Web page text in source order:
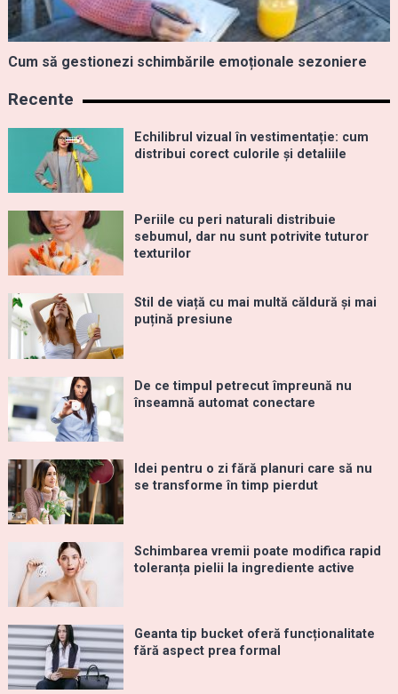
Cum să gestionezi schimbările emoționale sezoniere
Recente
Echilibrul vizual în vestimentație: cum
distribui corect culorile și detaliile
Periile cu peri naturali distribuie
sebumul, dar nu sunt potrivite tuturor
texturilor
Stil de viață cu mai multă căldură și mai
puțină presiune
De ce timpul petrecut împreună nu
înseamnă automat conectare
Idei pentru o zi fără planuri care să nu
se transforme în timp pierdut
Schimbarea vremii poate modifica rapid
toleranța pielii la ingrediente active
Geanta tip bucket oferă funcționalitate
fără aspect prea formal